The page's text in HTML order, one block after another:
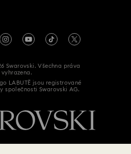
Swarovski. Všechna práva
vyhrazena.
LABUTĚ jsou registrované
společnosti Swarovski AG.